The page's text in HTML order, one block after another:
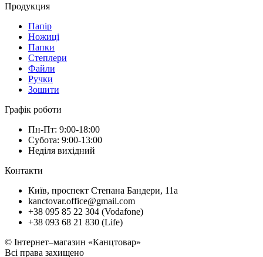
Продукция
Папір
Ножиці
Папки
Степлери
Файли
Ручки
Зошити
Графік роботи
Пн-Пт: 9:00-18:00
Субота: 9:00-13:00
Неділя вихідний
Контакти
Київ, проспект Степана Бандери, 11а
kanctovar.office@gmail.com
+38 095 85 22 304 (Vodafone)
+38 093 68 21 830 (Life)
© Інтернет–магазин «Канцтовар»
Всі права захищено